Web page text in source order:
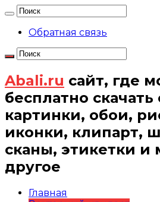
Обратная связь
Abali.ru сайт, где
бесплатно скачать
картинки, обои,
иконки, клипарт,
сканы, этикетки и
другое
Главная